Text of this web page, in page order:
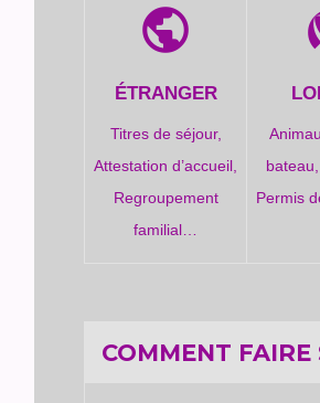
public
ÉTRANGER
Titres de séjour,
Attestation d’accueil,
Regroupement
familial…
bateau,
Permis
COMMENT